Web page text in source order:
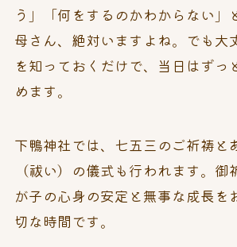
う」「何をするのかわからない」
母さん、絶対いますよね。でも大
を知っておくだけで、当日はずっ
めます。
下鴨神社では、七五三のご祈祷と
（祓い）の儀式も行われます。御
が子の心身の安定と無事な成長を
切な時間です。